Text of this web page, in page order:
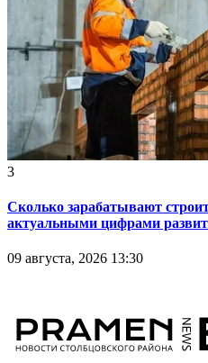
3
Сколько зарабатывают
актуальными цифрами
09 августа, 2026 13:30